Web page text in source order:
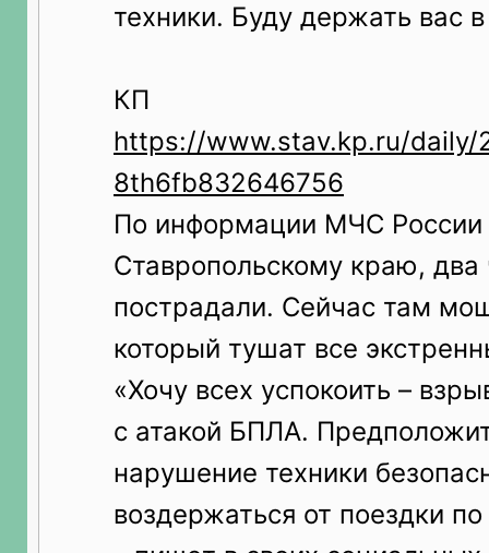
техники. Буду держать вас
КП
https://www.stav.kp.ru/daily/
8th6fb832646756
По информации МЧС России
Ставропольскому краю, два
пострадали. Сейчас там
который тушат все
«Хочу всех успокоить –
с атакой БПЛА.
нарушение техники
воздержаться от поездки